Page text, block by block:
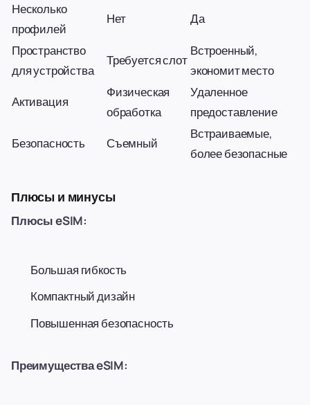
Несколько
профилей
Нет
Да
Пространство
для устройства
Требуется слот
Встроенный,
экономит место
Активация
Физическая
обработка
Удаленное
предоставление
Безопасность
Съемный
Встраиваемые,
более безопасные
Плюсы и минусы
Плюсы eSIM:
Большая гибкость
Компактный дизайн
Повышенная безопасность
Преимущества eSIM: